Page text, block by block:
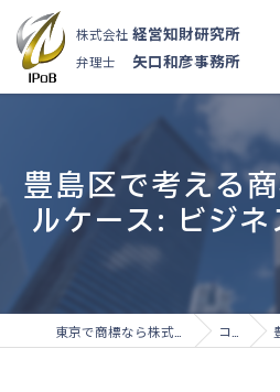
株式会社 経営知財研究所
弁理士 矢口和彦事務所
豊島区で考える
ルケース: ビジ
コラム